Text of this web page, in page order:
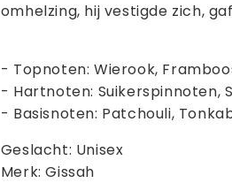
omhelzing, hij vestigde zich,
- Topnoten: Wierook,
- Hartnoten: Suikerspinnoten,
- Basisnoten: Patchouli,
Geslacht: Unisex
Merk: Gissah